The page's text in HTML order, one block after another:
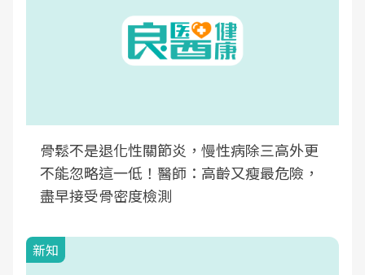
骨鬆不是退化性關節炎，慢性病除三高外更
不能忽略這一低！醫師：高齡又瘦最危險，
盡早接受骨密度檢測
新知